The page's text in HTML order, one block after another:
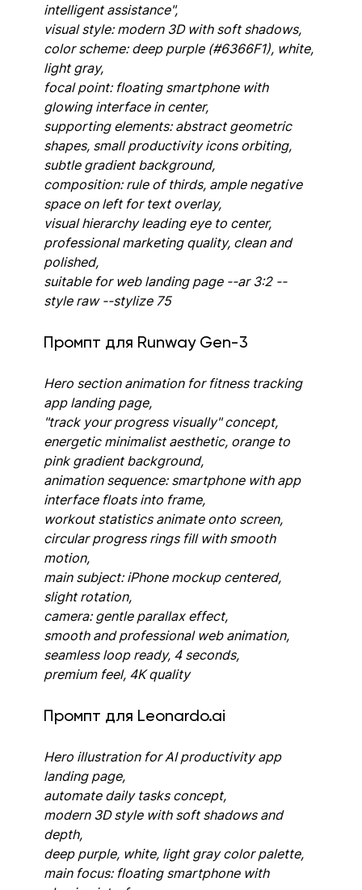
intelligent assistance",
visual style: modern 3D with soft shadows,
color scheme: deep purple (#6366F1), white,
light gray,
focal point: floating smartphone with
glowing interface in center,
supporting elements: abstract geometric
shapes, small productivity icons orbiting,
subtle gradient background,
composition: rule of thirds, ample negative
space on left for text overlay,
visual hierarchy leading eye to center,
professional marketing quality, clean and
polished,
suitable for web landing page --ar 3:2 --
style raw --stylize 75
Промпт для Runway Gen-3
Hero section animation for fitness tracking
app landing page,
"track your progress visually" concept,
energetic minimalist aesthetic, orange to
pink gradient background,
animation sequence: smartphone with app
interface floats into frame,
workout statistics animate onto screen,
circular progress rings fill with smooth
motion,
main subject: iPhone mockup centered,
slight rotation,
camera: gentle parallax effect,
smooth and professional web animation,
seamless loop ready, 4 seconds,
premium feel, 4K quality
Промпт для Leonardo.ai
Hero illustration for AI productivity app
landing page,
automate daily tasks concept,
modern 3D style with soft shadows and
depth,
deep purple, white, light gray color palette,
main focus: floating smartphone with